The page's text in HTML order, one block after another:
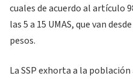
cuales de acuerdo al artículo
las 5 a 15 UMAS, que van
pesos.
La SSP exhorta a la